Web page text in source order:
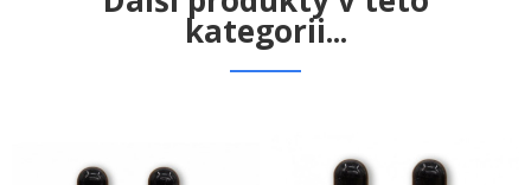
kategorii...